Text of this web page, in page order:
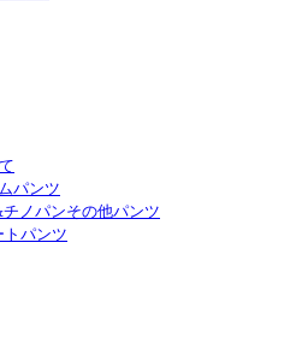
パンツ
ノパンその他パンツ
トパンツ